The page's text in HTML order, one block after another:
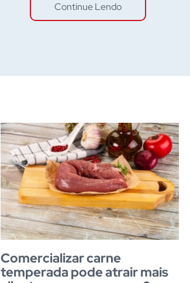
Continue Lendo
Comercializar carne
temperada pode atrair mais